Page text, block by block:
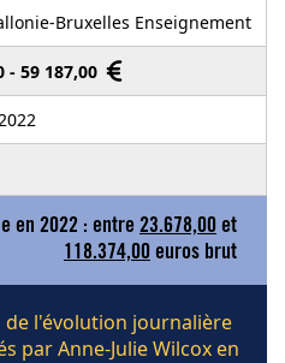
Bruxelles Enseignement
- 59 187,00
en 2022 : entre 23.678,00 et
118.374,00 euros brut
l'évolution journalière
par Anne-Julie Wilcox en